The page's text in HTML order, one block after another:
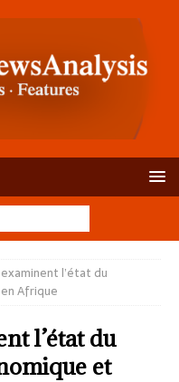
l’état du
Afrique
l’état du
et